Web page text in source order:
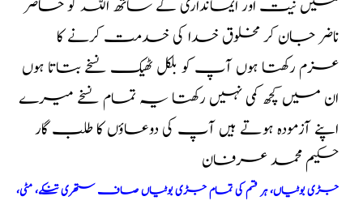
میں نیت اور ایمانداری کے ساتھ اللہ کو حاضر
ناضر جان کر مخلوق خدا کی خدمت کرنے کا
عزم رکھتا ہوں آپ کو بلکل ٹھیک نسخے بتاتا ہوں
ان میں کچھ کمی نہیں رکھتا یہ تمام نسخے میرے
اپنے آزمودہ ہوتے ہیں آپ کی دوعاؤں کا طلب گار
حکیم محمد عرفان
جڑی بوٹیاں، ہر قسم کی تمام جڑی بوٹیاں صاف ستھری تنکے، مٹی،